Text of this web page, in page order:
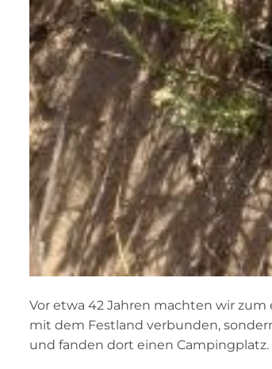
Vor etwa 42 Jahren machten wir
mit dem Festland verbunden,
und fanden dort einen Campingplatz.